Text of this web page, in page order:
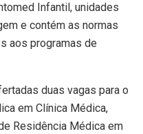
Infantil, unidades
e contém as normas
aos programas de
duas vagas para o
em Clínica Médica,
Residência Médica em